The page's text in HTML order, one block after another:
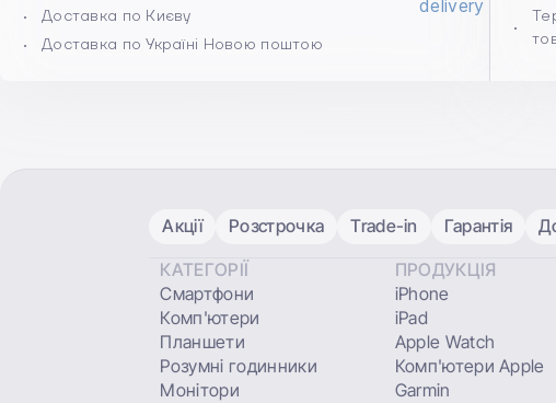
Доставка по Києву
Доставка по Україні Новою поштою
Акції Розстрочка Trade-in Гарантія
КАТЕГОРІЇ
Смартфони
Комп'ютери
Планшети
Розумні годинники
Монітори
ПРОДУКЦІЯ
iPhone
iPad
Apple Watch
Комп'ютери Apple
Garmin